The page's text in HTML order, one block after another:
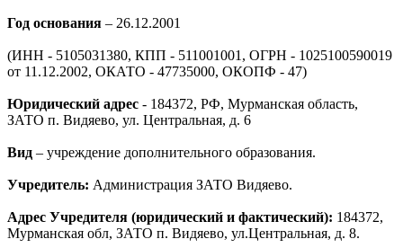
Год основания – 26.12.2001
(ИНН - 5105031380, КПП - 511001001, ОГРН - 1025100590019
от 11.12.2002, ОКАТО - 47735000, ОКОПФ - 47)
Юридический адрес - 184372, РФ, Мурманская область,
ЗАТО п. Видяево, ул. Центральная, д. 6
Вид – учреждение дополнительного образования.
Учредитель: Администрация ЗАТО Видяево.
Адрес Учредителя (юридический и фактический): 184372,
Мурманская обл, ЗАТО п. Видяево, ул.Центральная, д. 8.